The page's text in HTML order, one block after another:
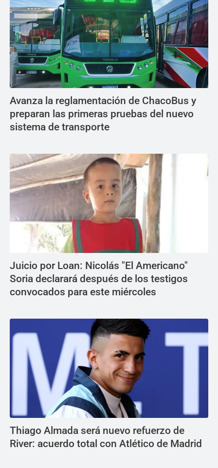
Avanza la reglamentación de ChacoBus y
preparan las primeras pruebas del nuevo
sistema de transporte
Juicio por Loan: Nicolás "El Americano"
Soria declarará después de los testigos
convocados para este miércoles
Thiago Almada será nuevo refuerzo de
River: acuerdo total con Atlético de Madrid